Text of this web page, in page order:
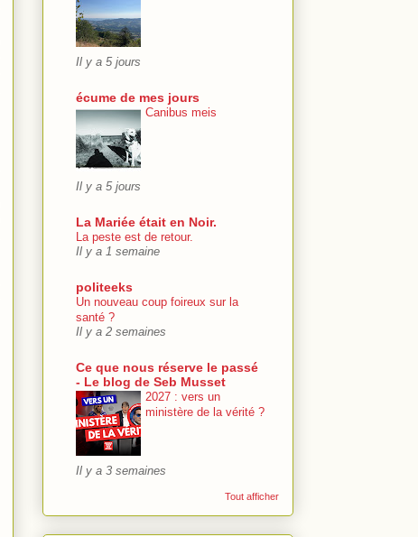
Il y a 5 jours
écume de mes jours
Canibus meis
Il y a 5 jours
La Mariée était en Noir.
La peste est de retour.
Il y a 1 semaine
politeeks
Un nouveau coup foireux sur la
santé ?
Il y a 2 semaines
Ce que nous réserve le passé
- Le blog de Seb Musset
2027 : vers un
ministère de la vérité ?
Il y a 3 semaines
Tout afficher